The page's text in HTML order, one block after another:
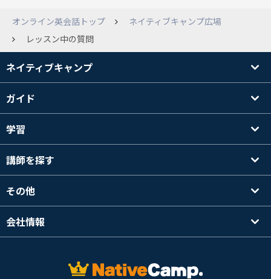
オンライン英会話トップ
ネイティブキャンプ広場
レッスン中の質問
ネイティブキャンプ
ガイド
学習
講師を探す
その他
会社情報